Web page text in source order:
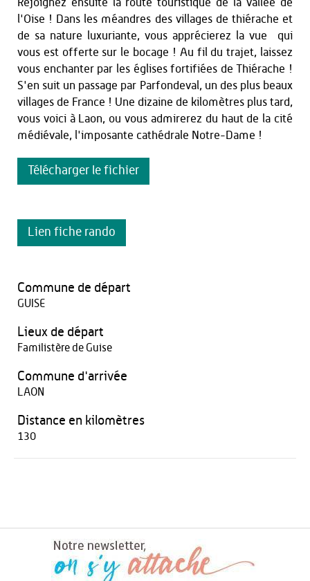
Rejoignez ensuite la route touristique de la Vallée de
l'Oise ! Dans les méandres des villages de thiérache et
de sa nature luxuriante, vous apprécierez la vue qui
vous est offerte sur le bocage ! Au fil du trajet, laissez
vous enchanter par les églises fortifiées de Thiérache !
S'en suit un passage par Parfondeval, un des plus beaux
villages de France ! Une dizaine de kilomètres plus tard,
vous voici à Laon, ou vous admirerez du haut de la cité
médiévale, l'imposante cathédrale Notre-Dame !
Télécharger le fichier
Lien fiche rando
Commune de départ
GUISE
Lieux de départ
Familistère de Guise
Commune d'arrivée
LAON
Distance en kilomètres
130